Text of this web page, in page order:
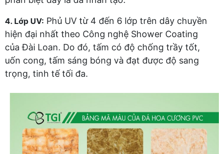
4. Lớp UV: Phủ UV từ 4 đến 6 lớp trên dây chuyền
hiện đại nhất theo Công nghệ Shower Coating
của Đài Loan. Do đó, tấm có độ chống trầy tốt,
uốn cong, tấm sáng bóng và đạt được độ sang
trọng, tinh tế tối đa.